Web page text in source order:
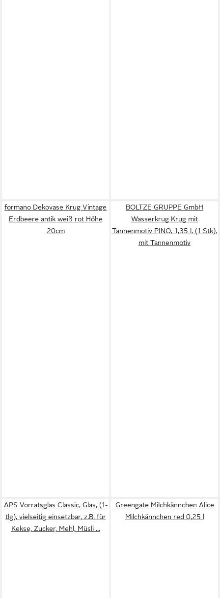
formano Dekovase Krug Vintage
Erdbeere antik weiß rot Höhe
20cm
BOLTZE GRUPPE GmbH
Wasserkrug Krug mit
Tannenmotiv PINO, 1,35 l, (1 Stk),
mit Tannenmotiv
APS Vorratsglas Classic, Glas, (1-
tlg), vielseitig einsetzbar, z.B. für
Kekse, Zucker, Mehl, Müsli ...
Greengate Milchkännchen Alice
Milchkännchen red 0,25 l